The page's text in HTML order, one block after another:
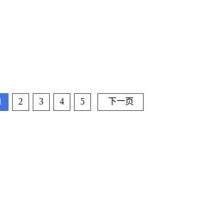
2 3 4 5 下一页